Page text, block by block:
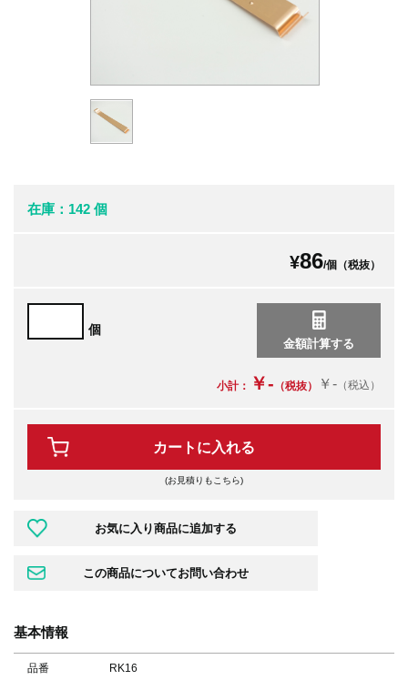
在庫：142 個
¥86/個（税抜）
個
小計： ￥- （税抜） ￥- （税込）
カートに入れる
(お見積りもこちら)
基本情報
品番 RK16